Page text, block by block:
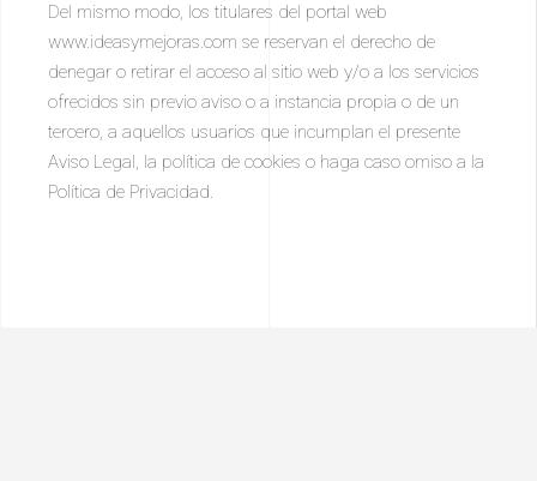
Del mismo modo, los titulares del portal web
www.ideasymejoras.com se reservan el derecho de
denegar o retirar el acceso al sitio web y/o a los servicios
ofrecidos sin previo aviso o a instancia propia o de un
tercero, a aquellos usuarios que incumplan el presente
Aviso Legal, la política de cookies o haga caso omiso a la
Política de Privacidad.